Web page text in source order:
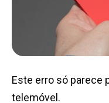
Este erro só parece
telemóvel.